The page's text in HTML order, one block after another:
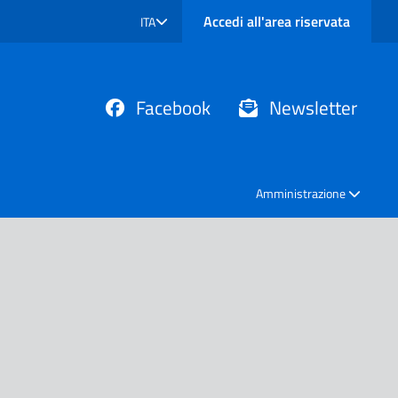
SELEZIONE LINGUA: LINGUA SELEZIONATA
ITA Accedi all'area riservata
Facebook Newsletter
Amministrazione